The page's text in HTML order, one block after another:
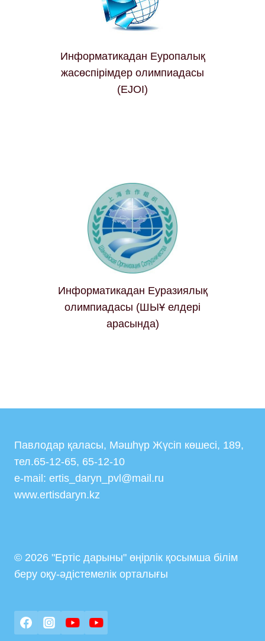
Информатикадан Еуропалық
жасөспірімдер олимпиадасы
(EJOI)
Информатикадан Еуразиялық
олимпиадасы (ШЫҰ елдері
арасында)
Павлодар қаласы, Мәшһүр Жүсіп көшесі, 189,
тел.65-12-65, 65-12-10
e-mail: ertis_daryn_pvl@mail.ru
www.ertisdaryn.kz
© 2026 "Ертіс дарыны" өңірлік қосымша білім
беру оқу-әдістемелік орталығы